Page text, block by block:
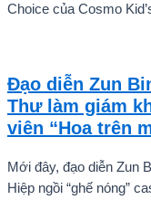
Choice của Cosmo
Đạo diễn Zun
Thư làm giám
viên “Hoa trên
Mới đây, đạo diễn Zun
Hiệp ngồi “ghế nóng”